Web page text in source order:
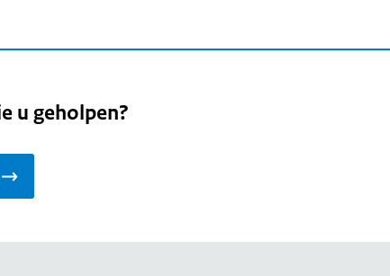
u geholpen?